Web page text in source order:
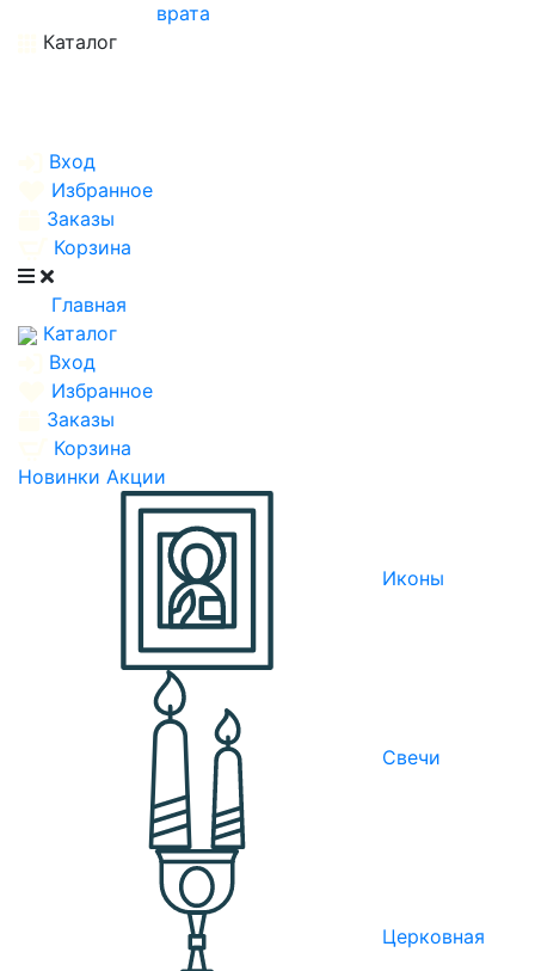
врата
Каталог
Вход
Избранное
Заказы
Корзина
Главная
Каталог
Вход
Избранное
Заказы
Корзина
Новинки Акции
Иконы
Свечи
Церковная